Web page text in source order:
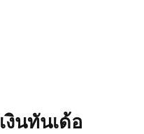
เงินทันเด้อ